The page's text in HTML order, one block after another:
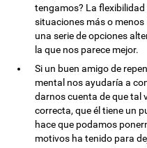
tengamos? La
situaciones más o
una serie de opciones
la que nos parece mejor.
Si un buen amigo de
mental nos ayudaría a
darnos cuenta de que tal
correcta, que él tiene un
hace que podamos
motivos ha tenido para